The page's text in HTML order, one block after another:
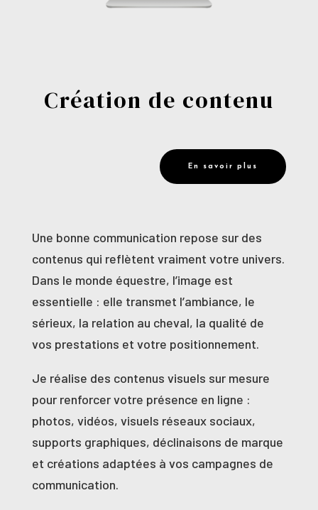
Création de contenu
En savoir plus
Une bonne communication repose sur des
contenus qui reflètent vraiment votre univers.
Dans le monde équestre, l’image est
essentielle : elle transmet l’ambiance, le
sérieux, la relation au cheval, la qualité de
vos prestations et votre positionnement.
Je réalise des contenus visuels sur mesure
pour renforcer votre présence en ligne :
photos, vidéos, visuels réseaux sociaux,
supports graphiques, déclinaisons de marque
et créations adaptées à vos campagnes de
communication.